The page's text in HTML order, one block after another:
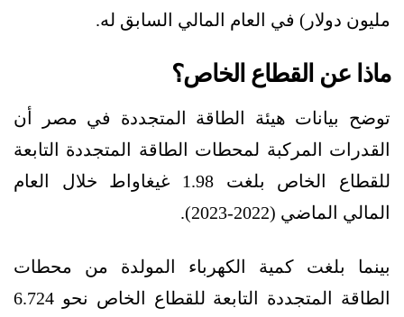
مليون دولار) في العام المالي السابق له.
ماذا عن القطاع الخاص؟
توضح بيانات هيئة الطاقة المتجددة في مصر أن
القدرات المركبة لمحطات الطاقة المتجددة التابعة
للقطاع الخاص بلغت 1.98 غيغاواط خلال العام
المالي الماضي (2022-2023).
بينما بلغت كمية الكهرباء المولدة من محطات
الطاقة المتجددة التابعة للقطاع الخاص نحو 6.724